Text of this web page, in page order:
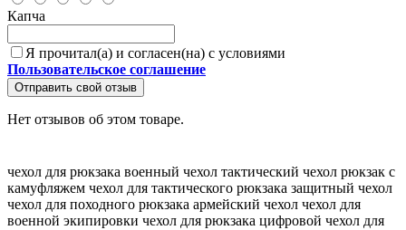
Капча
Я прочитал(а) и согласен(на) с условиями
Пользовательское соглашение
Отправить свой отзыв
Нет отзывов об этом товаре.
чехол для рюкзака военный чехол тактический чехол рюкзак с
камуфляжем чехол для тактического рюкзака защитный чехол
чехол для походного рюкзака армейский чехол чехол для
военной экипировки чехол для рюкзака цифровой чехол для